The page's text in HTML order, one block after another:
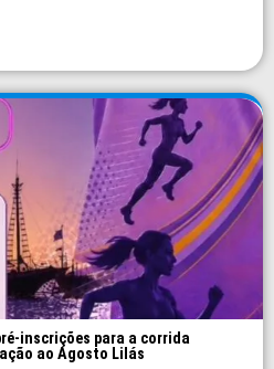
inscrições para a corrida
ao Agosto Lilás